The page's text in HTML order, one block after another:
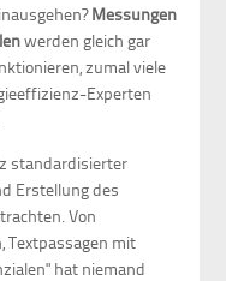
Messungen
werden gleich gar
zumal viele
Experten
standardisierter
Erstellung des
Von
Textpassagen mit
hat niemand